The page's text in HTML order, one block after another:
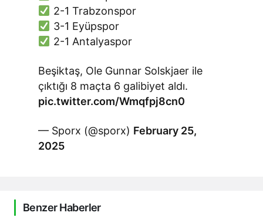
2-1 Trabzonspor
3-1 Eyüpspor
2-1 Antalyaspor
Beşiktaş, Ole Gunnar Solskjaer ile
çıktığı 8 maçta 6 galibiyet aldı.
pic.twitter.com/Wmqfpj8cn0
— Sporx (@sporx) February 25,
2025
Benzer Haberler